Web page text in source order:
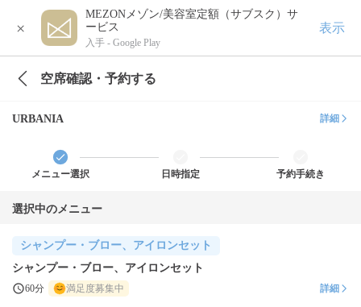
×
MEZONメゾン/美容室定額（サブスク）サ
ービス
入手 - Google Play
表示
空席確認・予約する
URBANIA 詳細
メニュー選択 日時指定 予約手続き
選択中のメニュー
シャンプー・ブロー、アイロンセット
シャンプー・ブロー、アイロンセット
60分 満足度募集中 詳細